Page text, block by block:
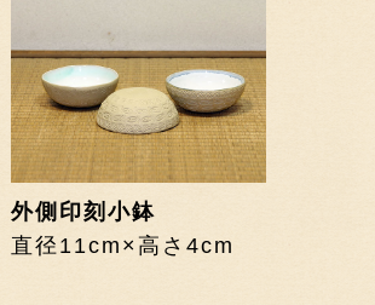
外側印刻小鉢
直径11cm×高さ4cm